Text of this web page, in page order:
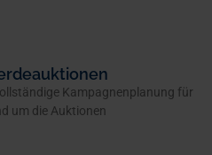
Kampagnenplanung für
um die Auktionen